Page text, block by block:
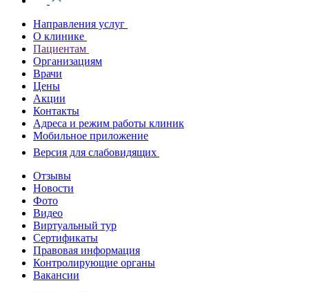
Направления услуг
О клинике
Пациентам
Организациям
Врачи
Цены
Акции
Контакты
Адреса и режим работы клиник
Мобильное приложение
Версия для слабовидящих
Отзывы
Новости
Фото
Видео
Виртуальный тур
Сертификаты
Правовая информация
Контролирующие органы
Вакансии